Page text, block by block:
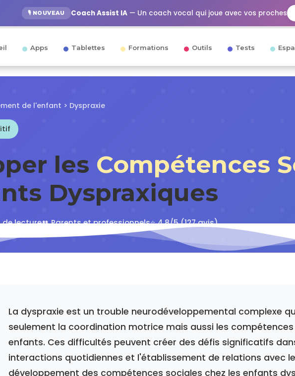
🎙️ NOUVEAU Coach Assist IA— Un coach vocal qui joue avec vos proches
Apps Tablettes Formations Outils Tests
de l'enfant > Dyspraxie
les Compétences
Dyspraxiques
de lecture👥 Parents et professionnels⭐ 4.8/5 (127 avis)
La dyspraxie est un trouble neurodéveloppemental complexe
seulement la coordination motrice mais aussi les
enfants. Ces difficultés peuvent créer des défis significatifs
interactions quotidiennes et l'établissement de relations avec
développement des compétences sociales chez les enfants